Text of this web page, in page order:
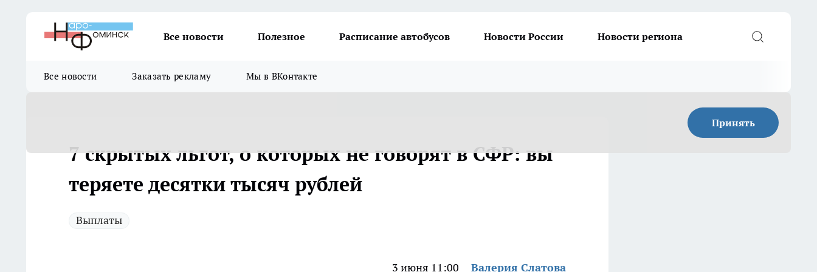
Все новости Полезное Расписание автобусов Новости России Новости региона
Все новости Заказать рекламу Мы в ВКонтакте
Принять
7 скрытых льгот, о которых не говорят в СФР: вы
теряете десятки тысяч рублей
Выплаты
3 июня 11:00 Валерия Слатова